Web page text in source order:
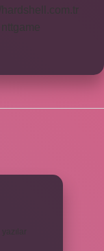
hardshell.com.tr
nttgame